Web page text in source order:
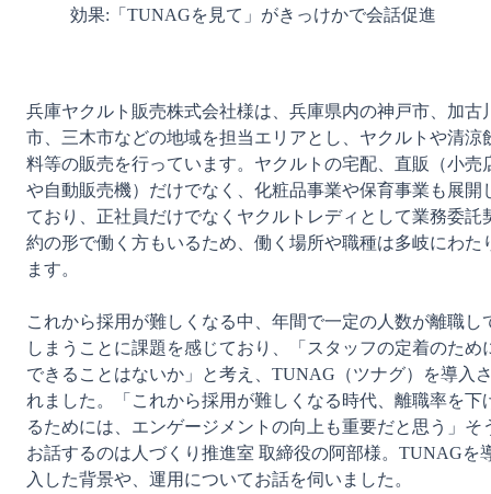
効果:「TUNAGを見て」がきっけかで会話促進
兵庫ヤクルト販売株式会社様は、兵庫県内の神戸市、加古
市、三木市などの地域を担当エリアとし、ヤクルトや清涼
料等の販売を行っています。ヤクルトの宅配、直販（小売
や自動販売機）だけでなく、化粧品事業や保育事業も展開
ており、正社員だけでなくヤクルトレディとして業務委託
約の形で働く方もいるため、働く場所や職種は多岐にわた
ます。
これから採用が難しくなる中、年間で一定の人数が離職し
しまうことに課題を感じており、「スタッフの定着のため
できることはないか」と考え、TUNAG（ツナグ）を導入
れました。「これから採用が難しくなる時代、離職率を下
るためには、エンゲージメントの向上も重要だと思う」そ
お話するのは人づくり推進室 取締役の阿部様。TUNAGを
入した背景や、運用についてお話を伺いました。